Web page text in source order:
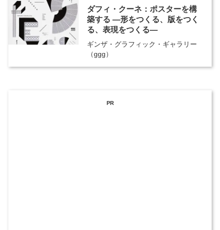
ダフィ・クーネ：ポスターを構
築する ―形をつくる、版をつく
る、表現をつくる―
ギンザ・グラフィック・ギャラリー
（ggg）
PR